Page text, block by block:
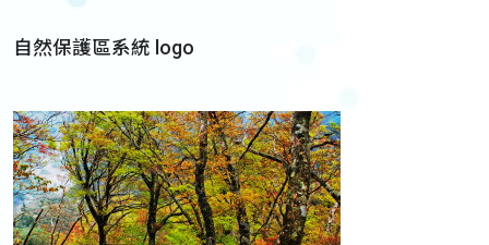
自然保護區系統 logo